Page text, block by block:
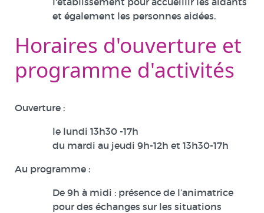
et également les personnes aidées.
Horaires d'ouverture et
programme d'activités
Ouverture :
le lundi 13h30 -17h
du mardi au jeudi 9h-12h et 13h30-17h
Au programme :
De 9h à midi : présence de l’animatrice
pour des échanges sur les situations